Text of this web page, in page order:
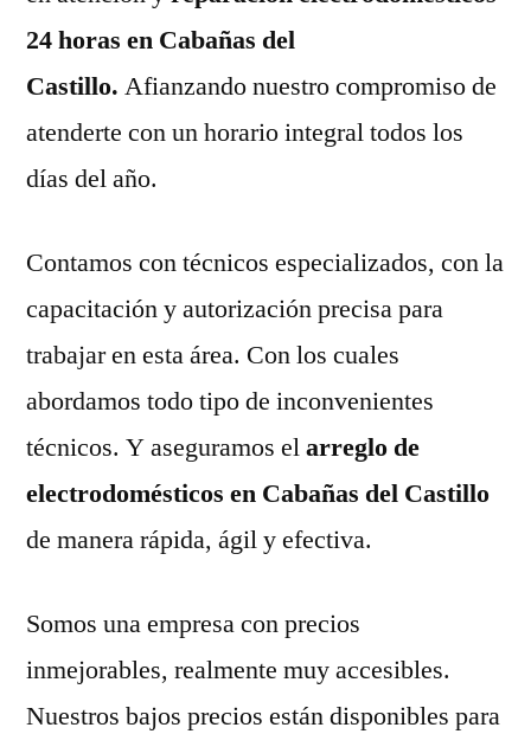
24 horas en Cabañas del
Castillo. Afianzando nuestro compromiso de
atenderte con un horario integral todos los
días del año.
Contamos con técnicos especializados, con la
capacitación y autorización precisa para
trabajar en esta área. Con los cuales
abordamos todo tipo de inconvenientes
técnicos. Y aseguramos elarreglo de
electrodomésticos en Cabañas del Castillo
de manera rápida, ágil y efectiva.
Somos una empresa con precios
inmejorables, realmente muy accesibles.
Nuestros bajos precios están disponibles para